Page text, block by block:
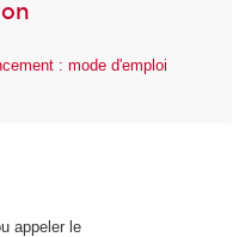
: mode d'emploi
appeler le